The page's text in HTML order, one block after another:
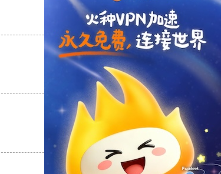
支持[0] 反对
支持
支持 反对 [0]